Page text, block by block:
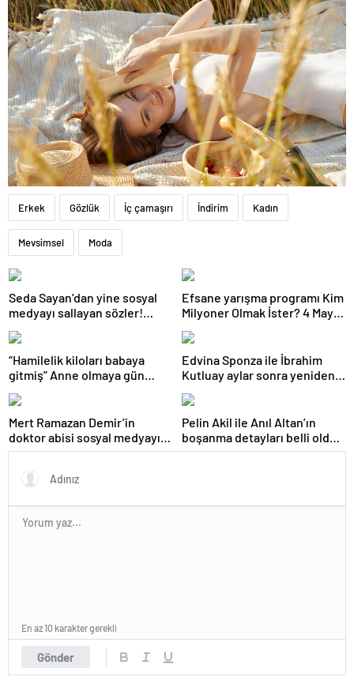
Erkek Gözlük İç çamaşırı İndirim Kadın
Mevsimsel Moda
Seda Sayan’dan yine sosyal
medyayı sallayan sözler!
Efsane yarışma programı Kim
Milyoner Olmak İster? 4 Mayıs
ekranlarında!
“Hamilelik kiloları babaya
gitmiş” Anne olmaya gün
görünümüyle gündem oldu!
Edvina Sponza ile İbrahim
Kutluay aylar sonra yeniden
demişti…
Mert Ramazan Demir’in
doktor abisi sosyal medyayı
yıktı geçti! Benzerlikleri
Pelin Akil ile Anıl Altan’ın
boşanma detayları belli oldu!
Rafa kaldırmışlardı…
Gönder
En az 10 karakter gerekli